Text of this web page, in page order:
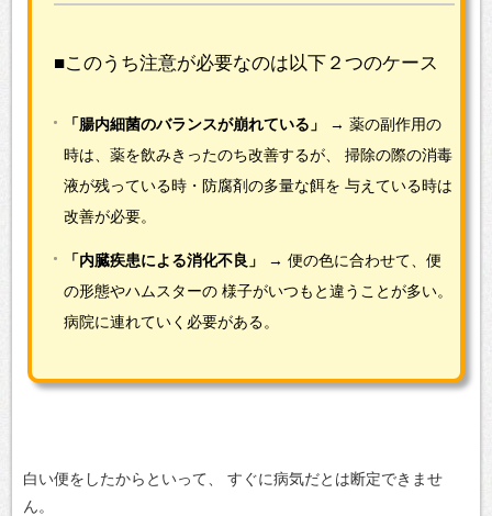
■このうち注意が必要なのは以下２つのケース
「腸内細菌のバランスが崩れている」
→ 薬の副作用の
時は、薬を飲みきったのち改善するが、
掃除の際の消毒
液が残っている時・防腐剤の多量な餌を 与えている時は
改善が必要。
「内臓疾患による消化不良」
→ 便の色に合わせて、便
の形態やハムスターの様子がいつもと違うことが多い。
病院に連れていく必要がある。
白い便をしたからといって、
すぐに病気だとは断定できませ
ん。